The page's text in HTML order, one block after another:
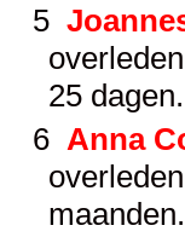
5
25 dagen.
6 Anna
maanden.